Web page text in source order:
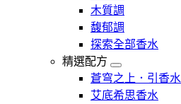
木質調
馥郁調
探索全部香水
精選配方
蒼穹之上．引香水
艾底希思香水